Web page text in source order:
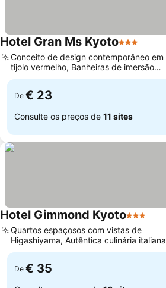
Hotel Gran Ms Kyoto3 Estrelas
Conceito de design contemporâneo em
tijolo vermelho, Banheiras de imersão
profunda
De € 23
Consulte os preços de 11 sites
Hotel Gimmond Kyoto3 Estrelas
Quartos espaçosos com vistas de
Higashiyama, Autêntica culinária italiana
no Daniel's Alba
De € 35